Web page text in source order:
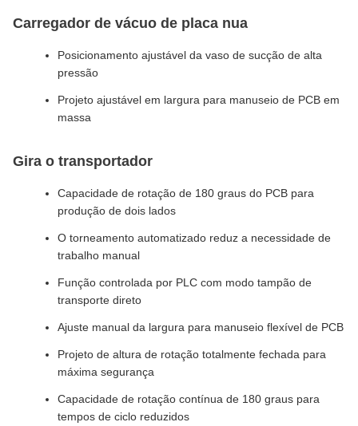
Carregador de vácuo de placa nua
Posicionamento ajustável da vaso de sucção de alta
pressão
Projeto ajustável em largura para manuseio de PCB em
massa
Gira o transportador
Capacidade de rotação de 180 graus do PCB para
produção de dois lados
O torneamento automatizado reduz a necessidade de
trabalho manual
Função controlada por PLC com modo tampão de
transporte direto
Ajuste manual da largura para manuseio flexível de PCB
Projeto de altura de rotação totalmente fechada para
máxima segurança
Capacidade de rotação contínua de 180 graus para
tempos de ciclo reduzidos